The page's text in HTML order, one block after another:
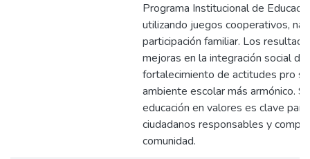
Programa Institucional de
utilizando juegos cooperativos,
participación familiar. Los
mejoras en la integración social
fortalecimiento de actitudes pro
ambiente escolar más armónico.
educación en valores es clave
ciudadanos responsables y
comunidad.